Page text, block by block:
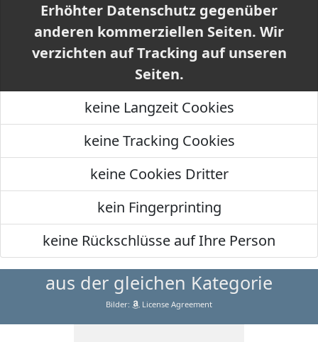
Erhöhter Datenschutz gegenüber
anderen kommerziellen Seiten. Wir
verzichten auf Tracking auf unseren
Seiten.
keine Langzeit Cookies
keine Tracking Cookies
keine Cookies Dritter
kein Fingerprinting
keine Rückschlüsse auf Ihre Person
aus der gleichen Kategorie
Bilder: License Agreement